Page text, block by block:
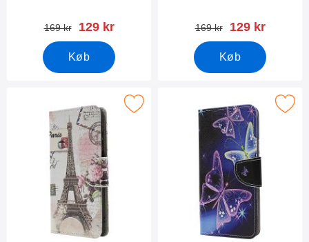
pris
169 kr pris
129 kr
Køb
pris
169 kr pris
129 kr
Køb
designwallet Samsung Galaxy S23 Ultra 5G som favorit
Marker designwallet Samsung